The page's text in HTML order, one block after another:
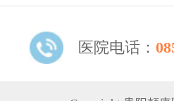
医院电话：